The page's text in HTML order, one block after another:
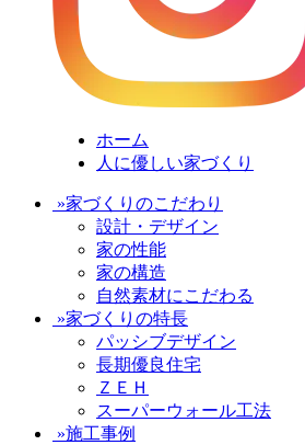
ホーム
人に優しい家づくり
»家づくりのこだわり
設計・デザイン
家の性能
家の構造
自然素材にこだわる
»家づくりの特長
パッシブデザイン
長期優良住宅
ＺＥＨ
スーパーウォール工法
»施工事例